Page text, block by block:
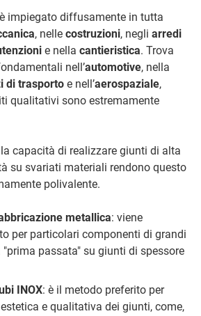
impiegato diffusamente in tutta
, nelle costruzioni, negli arredi
e nella cantieristica. Trova
nell’automotive, nella
di trasporto e nell’aerospaziale,
qualitativi sono estremamente
capacità di realizzare giunti di alta
su svariati materiali rendono questo
polivalente.
metallica: viene
per particolari componenti di grandi
passata" su giunti di spessore
INOX: è il metodo preferito per
estetica e qualitativa dei giunti, come,